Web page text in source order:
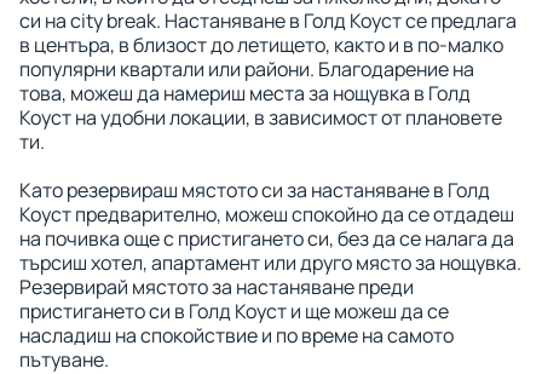
си на city break. Настаняване в Голд Коуст се предлага
в центъра, в близост до летището, както и в по-малко
популярни квартали или райони. Благодарение на
това, можеш да намериш места за нощувка в Голд
Коуст на удобни локации, в зависимост от плановете
ти.
Като резервираш мястото си за настаняване в Голд
Коуст предварително, можеш спокойно да се отдадеш
на почивка още с пристигането си, без да се налага да
търсиш хотел, апартамент или друго място за нощувка.
Резервирай мястото за настаняване преди
пристигането си в Голд Коуст и ще можеш да се
насладиш на спокойствие и по време на самото
пътуване.